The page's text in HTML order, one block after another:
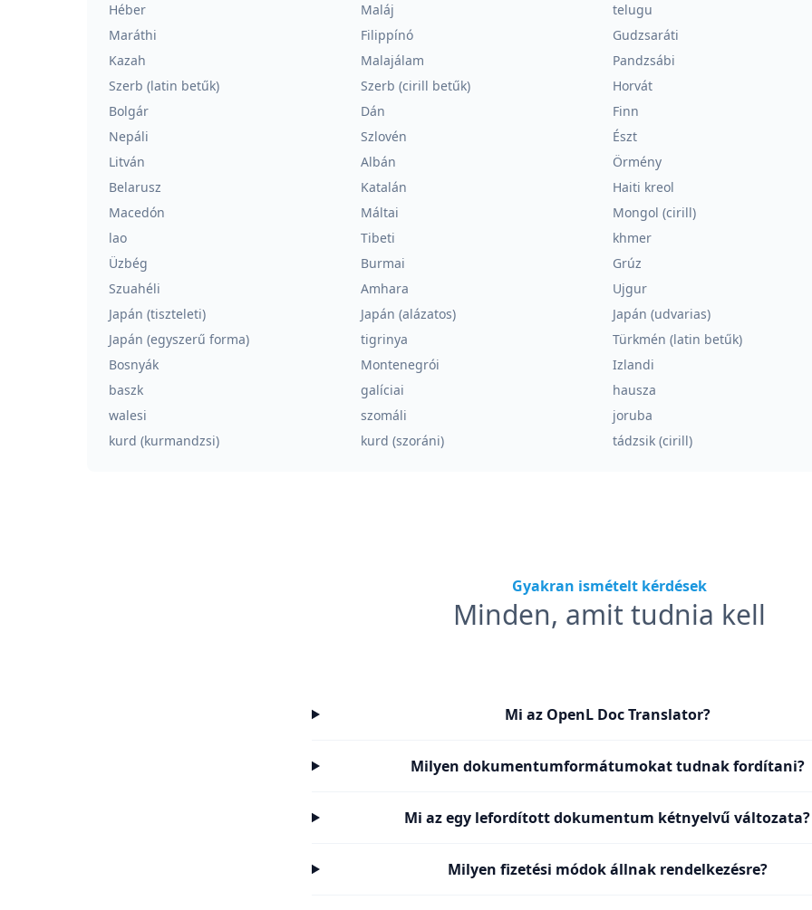
Héber
Maláj telugu
Maráthi
Filippínó Gudzsaráti
Kazah
Malajálam Pandzsábi
Szerb (latin betűk)
Szerb (cirill betűk) Horvát
Bolgár
Dán Finn
Nepáli
Szlovén Észt
Litván
Albán Örmény
Belarusz
Katalán Haiti kreol
Macedón
Máltai Mongol (cirill)
lao
Tibeti khmer
Üzbég
Burmai Grúz
Szuahéli
Amhara Ujgur
Japán (tiszteleti)
Japán (alázatos) Japán (udvarias)
Japán (egyszerű forma)
tigrinya Türkmén (latin betűk)
Bosnyák
Montenegrói Izlandi
baszk
galíciai hausza
walesi
szomáli joruba
kurd (kurmandzsi)
kurd (szoráni) tádzsik (cirill)
Gyakran ismételt kérdések
Minden, amit tudnia kell
Mi az OpenL Doc Translator?
Milyen dokumentumformátumokat tudnak fordítani?
Mi az egy lefordított dokumentum kétnyelvű változata?
Milyen fizetési módok állnak rendelkezésre?